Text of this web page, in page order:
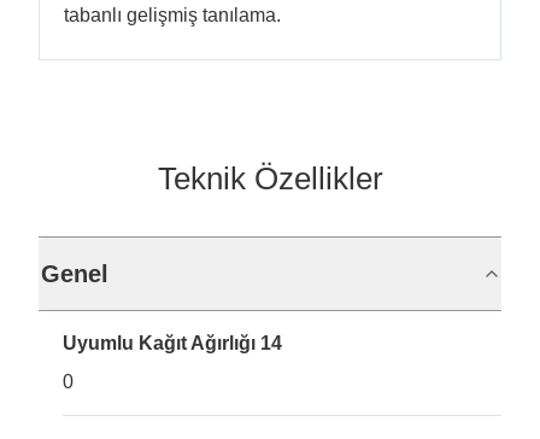
tabanlı gelişmiş tanılama.
Teknik Özellikler
Genel
Uyumlu Kağıt Ağırlığı 14
0